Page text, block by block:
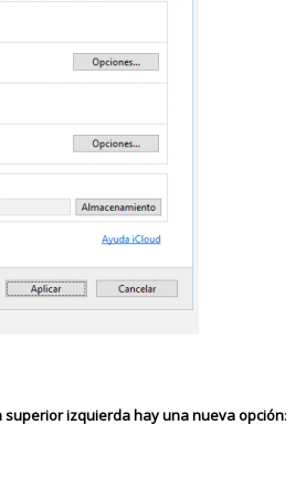
superior izquierda hay una nueva opción: